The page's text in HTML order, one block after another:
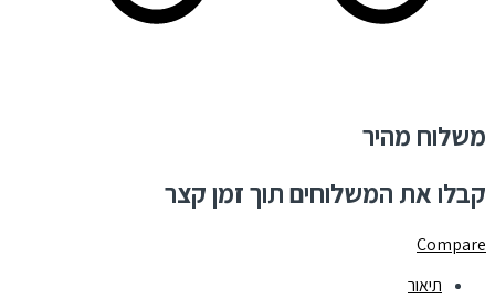
משלוח מהיר
קבלו את המשלוחים תוך זמן קצר
Compare
תיאור